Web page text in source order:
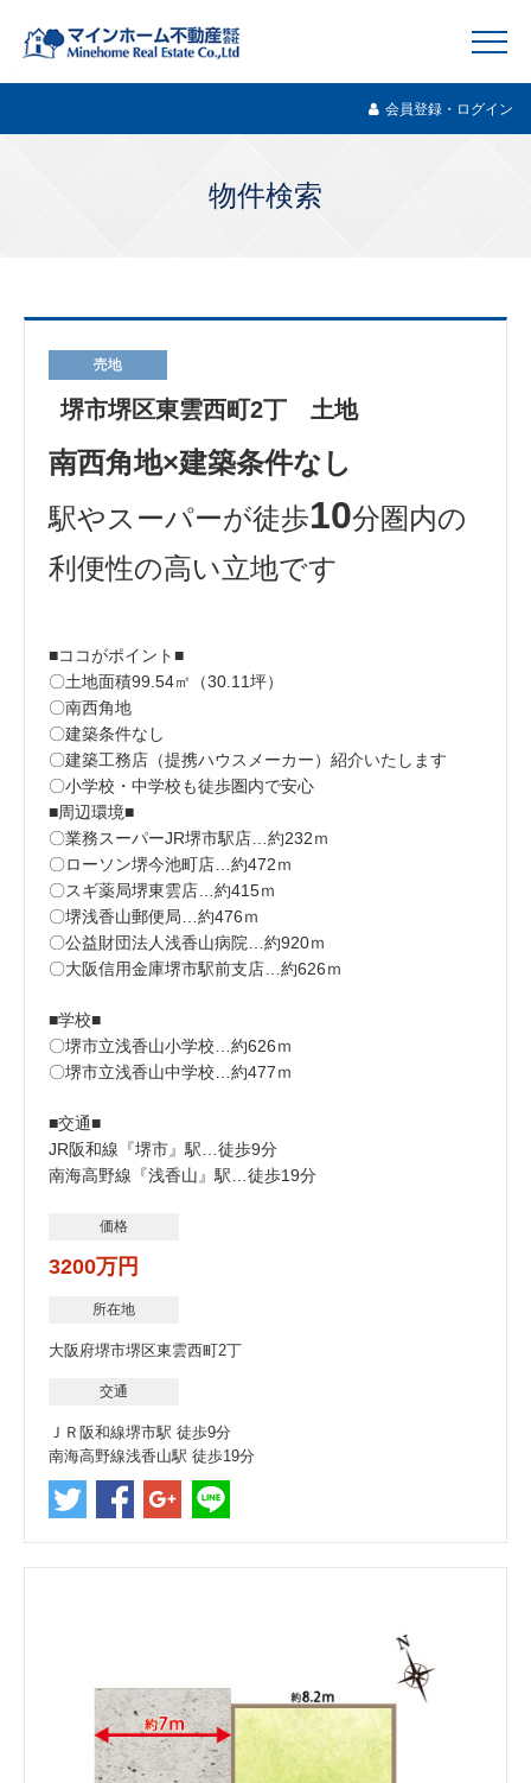
会員登録・ログイン
物件検索
売地
堺市堺区東雲西町2丁 土地
南西角地×建築条件なし
駅やスーパーが徒歩10分圏内の
利便性の高い立地です
■ココがポイント■
〇土地面積99.54㎡（30.11坪）
〇南西角地
〇建築条件なし
〇建築工務店（提携ハウスメーカー）紹介いたします
〇小学校・中学校も徒歩圏内で安心
■周辺環境■
〇業務スーパーJR堺市駅店…約232ｍ
〇ローソン堺今池町店…約472ｍ
〇スギ薬局堺東雲店…約415ｍ
〇堺浅香山郵便局…約476ｍ
〇公益財団法人浅香山病院…約920ｍ
〇大阪信用金庫堺市駅前支店…約626ｍ
■学校■
〇堺市立浅香山小学校…約626ｍ
〇堺市立浅香山中学校…約477ｍ
■交通■
JR阪和線『堺市』駅…徒歩9分
南海高野線『浅香山』駅…徒歩19分
価格
3200万円
所在地
大阪府堺市堺区東雲西町2丁
交通
ＪＲ阪和線堺市駅 徒歩9分
南海高野線浅香山駅 徒歩19分